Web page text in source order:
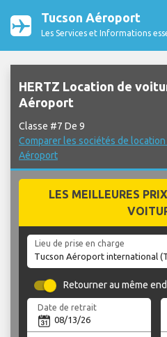
Tucson Aéroport
Les Services et Informations
HERTZ Location de
Aéroport
Classe #7 De 9
Comparer les sociétés de
Aéroport
LES MEILLEURES
Lieu de prise en charge
Retourner au même
Date de retrait